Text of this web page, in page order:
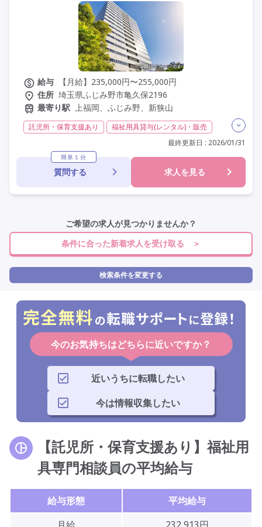
給与
【月給】235,000円〜255,000円
住所 埼玉県ふじみ野市亀久保2196
最寄り駅 上福岡、ふじみ野、新狭山
託児所・保育支援あり
福祉用具貸与(レンタル)・販売
残業月20時間以内
常勤
社会保険完備
交通費支給
年間休日110日以上
学歴不問
未経験歓迎 車通勤可
最終更新日 : 2026/01/31
簡単１分
質問する 求人を見る
ご希望の求人が見つかりませんか？
条件に合った新着求人を受け取る ＞
検索条件を変更する
今のお気持ちはどちらに近いですか？
近いうちに転職したい
今は情報収集したい
【託児所・保育支援あり】福祉用
具専門相談員の平均給与
給与形態
平均給与